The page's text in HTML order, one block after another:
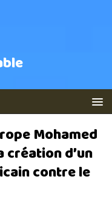
Mohamed
création d’un
contre le